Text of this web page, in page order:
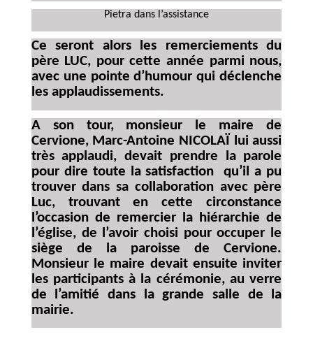
Pietra dans l’assistance
Ce seront alors les remerciements du
père LUC, pour cette année parmi nous,
avec une pointe d’humour qui déclenche
les applaudissements.
A son tour, monsieur le maire de
Cervione, Marc-Antoine NICOLAÏ lui aussi
très applaudi, devait prendre la parole
pour dire toute la satisfaction qu’il a pu
trouver dans sa collaboration avec père
Luc, trouvant en cette circonstance
l’occasion de remercier la hiérarchie de
l’église, de l’avoir choisi pour occuper le
siège de la paroisse de Cervione.
Monsieur le maire devait ensuite inviter
les participants à la cérémonie, au verre
de l’amitié dans la grande salle de la
mairie.